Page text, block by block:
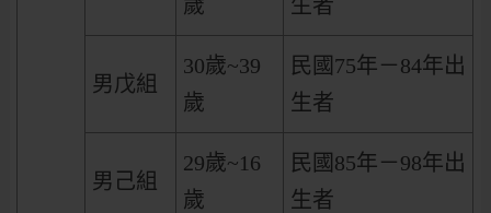
歲
生者
男戊組
30歲~39
歲
民國75年－84年出
生者
男己組
29歲~16
歲
民國85年－98年出
生者